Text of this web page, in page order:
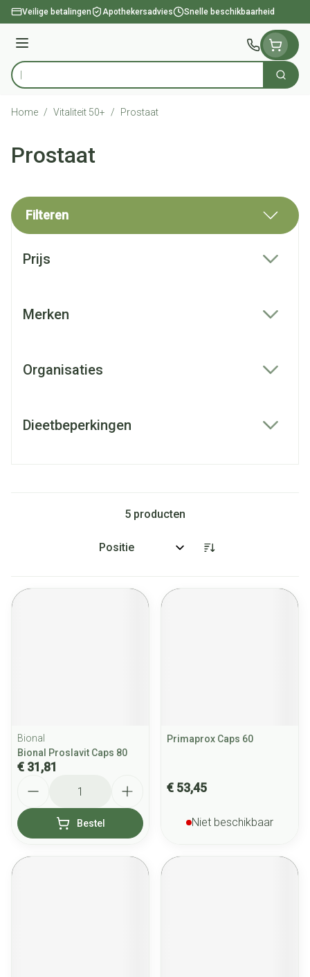
Ga naar de inhoud
Veilige betalingen Apothekersadvies Snelle beschikbaarheid
Menu
Product, merk, categorie... Zoek
Home / Vitaliteit 50+ / Prostaat
Prostaat
Filteren
Prijs
Merken
Organisaties
Dieetbeperkingen
5 producten
Sorteer op:
Bional
Bional Proslavit Caps 80
€ 31,81
Bestel
Primaprox Caps 60
€ 53,45
Niet beschikbaar